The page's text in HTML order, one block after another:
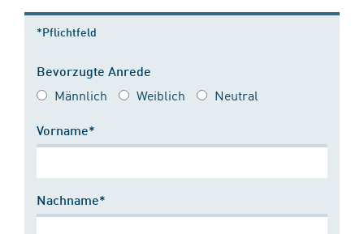
*Pflichtfeld
Bevorzugte Anrede
Männlich Weiblich Neutral
Vorname*
Nachname*